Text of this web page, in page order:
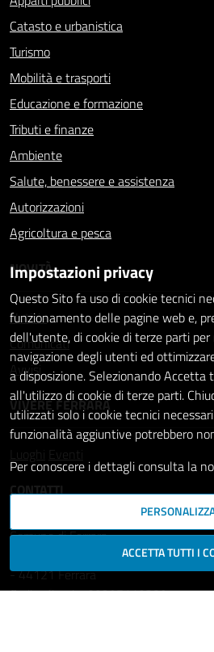
Catasto e urbanistica
Turismo
Mobilità e trasporti
Educazione e formazione
Tributi e finanze
Ambiente
Salute, benessere e assistenza
Autorizzazioni
Agricoltura e pesca
NOVITÀ
Notizie
Comunicati
Avvisi
VIVERE FERRARA
Luoghi
Eventi
CONTATTI
Comune di Ferrara
Piazza del Municipio, 2
- 44121 Ferrara
Codice fiscale: 00297110389
Impostazioni privacy
Questo Sito fa uso di cookie tecnici
funzionamento delle pagine web e,
dell'utente, di cookie di terze parti
navigazione degli utenti ed
a disposizione. Selezionando
all'utilizzo di cookie di terze parti.
utilizzati solo i cookie tecnici
funzionalità aggiuntive potrebbero
Per conoscere i dettagli consulta la
ACCETTA TUTTI I